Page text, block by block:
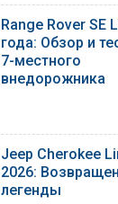
Range Rover SE
года: Обзор и
7-местного
внедорожника
Jeep Cherokee
2026:
легенды